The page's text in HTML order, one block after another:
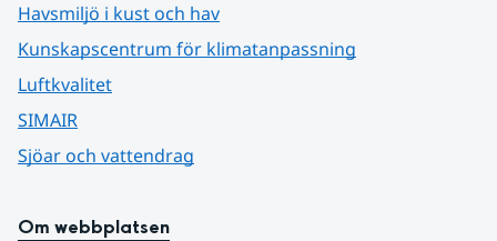
Havsmiljö i kust och hav
Kunskapscentrum för klimatanpassning
Luftkvalitet
SIMAIR
Sjöar och vattendrag
Om webbplatsen